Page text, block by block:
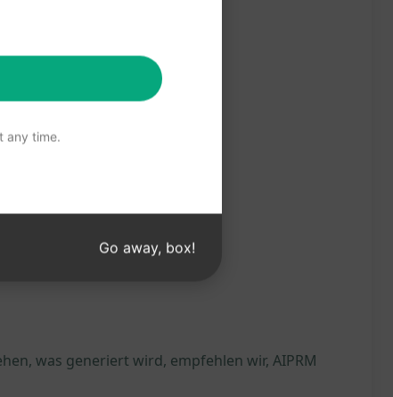
Online-Präsenz stärkt!
was generiert wird, empfehlen wir, AIPRM
any time.
Go away, box!